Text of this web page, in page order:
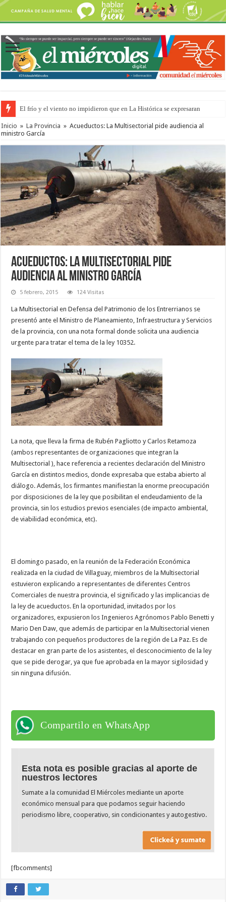
El frío y el viento no impidieron que en La Histórica se expresaran
Inicio » La Provincia » Acueductos: La Multisectorial pide audiencia al
ministro García
Acueductos: La Multisectorial pide
audiencia al ministro García
5 febrero, 2015 124 Visitas
La Multisectorial en Defensa del Patrimonio de los Entrerrianos se
presentó ante el Ministro de Planeamiento, Infraestructura y Servicios
de la provincia, con una nota formal donde solicita una audiencia
urgente para tratar el tema de la ley 10352.
La nota, que lleva la firma de Rubén Pagliotto y Carlos Retamoza
(ambos representantes de organizaciones que integran la
Multisectorial ), hace referencia a recientes declaración del Ministro
García en distintos medios, donde expresaba que estaba abierto al
diálogo. Además, los firmantes manifiestan la enorme preocupación
por disposiciones de la ley que posibilitan el endeudamiento de la
provincia, sin los estudios previos esenciales (de impacto ambiental,
de viabilidad económica, etc).
El domingo pasado, en la reunión de la Federación Económica
realizada en la ciudad de Villaguay, miembros de la Multisectorial
estuvieron explicando a representantes de diferentes Centros
Comerciales de nuestra provincia, el significado y las implicancias de
la ley de acueductos. En la oportunidad, invitados por los
organizadores, expusieron los Ingenieros Agrónomos Pablo Benetti y
Mario Den Daw, que además de participar en la Multisectorial vienen
trabajando con pequeños productores de la región de La Paz. Es de
destacar en gran parte de los asistentes, el desconocimiento de la ley
que se pide derogar, ya que fue aprobada en la mayor sigilosidad y
sin ninguna difusión.
Compartilo en WhatsApp
Esta nota es posible gracias al aporte de
nuestros lectores
Sumate a la comunidad El Miércoles mediante un aporte
económico mensual para que podamos seguir haciendo
periodismo libre, cooperativo, sin condicionantes y autogestivo.
[fbcomments]